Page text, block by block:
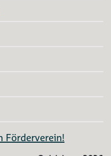
Förderverein!